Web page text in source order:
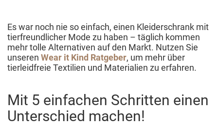
Es war noch nie so einfach, einen Kleiderschrank mit
tierfreundlicher Mode zu haben – täglich kommen
mehr tolle Alternativen auf den Markt. Nutzen Sie
unseren Wear it Kind Ratgeber, um mehr über
tierleidfreie Textilien und Materialien zu erfahren.
Mit 5 einfachen Schritten einen
Unterschied machen!